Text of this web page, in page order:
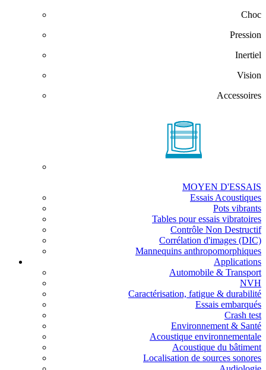
Choc
Pression
Inertiel
Vision
Accessoires
MOYEN D'ESSAIS
Essais Acoustiques
Pots vibrants
Tables pour essais vibratoires
Contrôle Non Destructif
Corrélation d'images (DIC)
Mannequins anthropomorphiques
Applications
Automobile & Transport
NVH
Caractérisation, fatigue & durabilité
Essais embarqués
Crash test
Environnement & Santé
Acoustique environnementale
Acoustique du bâtiment
Localisation de sources sonores